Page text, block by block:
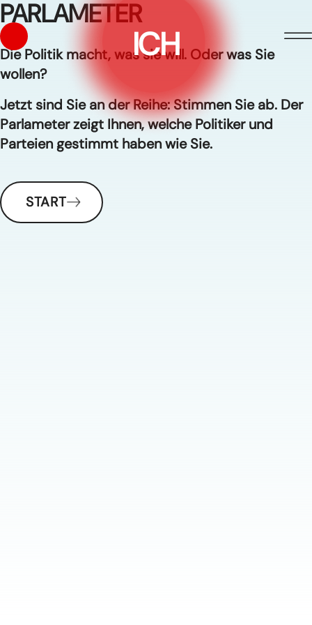
PARLAMETER
ICH
Die Politik macht, was sie will. Oder was Sie
wollen?
Jetzt sind Sie an der Reihe: Stimmen Sie ab. Der
Parlameter zeigt Ihnen, welche Politiker und
Parteien gestimmt haben wie Sie.
START